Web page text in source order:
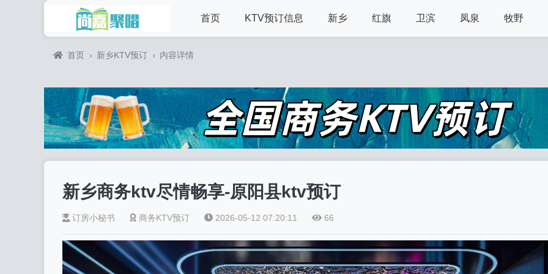
首页 KTV预订信息 新乡 红旗 卫滨 凤泉 牧野
首页 › 新乡KTV预订 › 内容详情
新乡商务ktv尽情畅享-原阳县ktv预订
订房小秘书 商务KTV预订 2026-05-12 07:20:11 66